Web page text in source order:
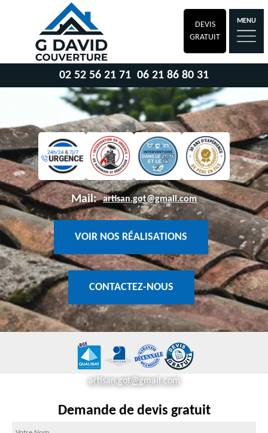
DEVIS
GRATUIT
MENU
02 52 56 21 71 06 21 86 80 31
Mail: artisan.got@gmail.com
VOIR NOS RÉALISATIONS
CONTACTEZ-NOUS
artisan.got@gmail.com
Demande de devis gratuit